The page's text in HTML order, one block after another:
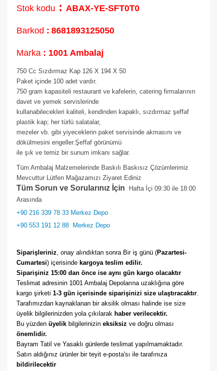
Stok kodu : ABAX-YE-SFT0T0
Barkod : 8681893125050
Marka : 1001 Ambalaj
750 Cc Sızdırmaz Kap 126 X 194 X 50
Paket içinde 100 adet vardır.
750 gram kapasiteli restaurant ve kafelerin, catering firmalarının
davet ve yemek servislerinde
kullanabilecekleri kaliteli, kendinden kapaklı, sızdırmaz şeffaf
plastik kap; her türlü salatalar,
mezeler vb. gibi yiyeceklerin paket servisinde akmasını ve
dökülmesini engeller.Şeffaf görünümü
ile şık ve temiz bir sunum imkanı sağlar.
Tüm Ambalaj Malzemelerinde Baskılı Baskısız Çözümlerimiz
Mevcuttur Lütfen Mağazamızı Ziyaret Ediniz
Tüm Sorun ve Sorularınız İçin Hafta İçi 09:30 ile 18:00
Arasında
+90 216 339 78 33 Merkez Depo
+90 553 191 12 88 Merkez Depo
Siparişleriniz, onay alındıktan sonra Bir iş günü (Pazartesi-
Cumartesi) içerisinde kargoya teslim edilir.
Siparişiniz 15:00 dan önce ise aynı gün kargo olacaktır
Teslimat adresinin 1001 Ambalaj Depolarına uzaklığına göre
kargo şirketi 1-3 gün içerisinde siparişinizi size ulaştıracaktır.
Tarafımızdan kaynaklanan bir aksilik olması halinde ise size
üyelik bilgilerinizden yola çıkılarak haber verilecektir.
Bu yüzden üyelik bilgilerinizin eksiksiz
önemlidir.
Bayram Tatil ve Yasaklı günlerde teslimat yapılmamaktadır.
Satın aldığınız ürünler bir teyit e-posta'sı ile tarafınıza
bildirilecektir